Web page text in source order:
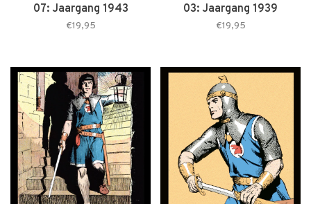
07: Jaargang 1943
€19,95
03: Jaargang 1939
€19,95